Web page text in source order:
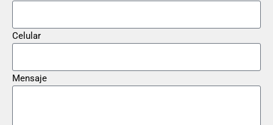
Celular
Mensaje